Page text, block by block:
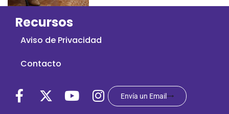
Recursos
Aviso de Privacidad
Contacto
Envía un Email